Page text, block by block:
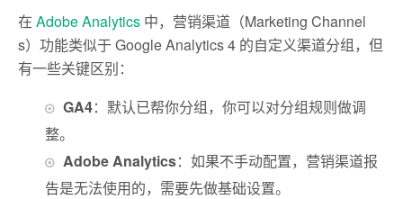
在 Adobe Analytics 中，营销渠道（Marketing Channel
s）功能类似于 Google Analytics 4 的自定义渠道分组，但
有一些关键区别：
GA4：默认已帮你分组，你可以对分组规则做调
整。
Adobe Analytics：如果不手动配置，营销渠道报
告是无法使用的，需要先做基础设置。